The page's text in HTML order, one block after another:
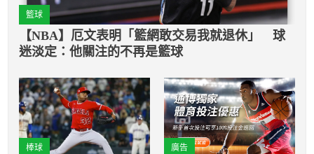
籃球
【NBA】厄文表明「籃網敢交易我就退休」 球
迷淡定：他關注的不再是籃球
棒球 廣告